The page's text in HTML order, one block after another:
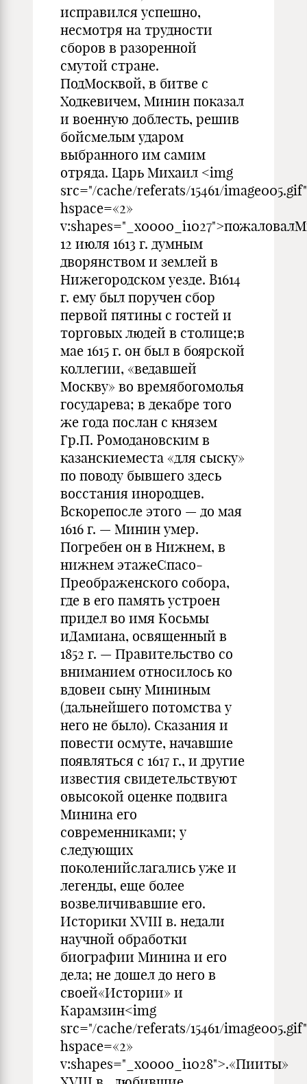
исправился успешно,
несмотря на трудности
сборов в разоренной
смутой стране.
ПодМосквой, в битве с
Ходкевичем, Минин показал
и военную доблесть, решив
бойсмелым ударом
выбранного им самим
отряда. Царь Михаил <img
src="/cache/referats/15461/image005.gif"
hspace=«2»
12 июля 1613 г. думным
дворянством и землей в
Нижегородском уезде. В1614
г. ему был поручен сбор
первой пятины с гостей и
торговых людей в столице;в
мае 1615 г. он был в боярской
коллегии, «ведавшей
Москву» во времябогомолья
государева; в декабре того
же года послан с князем
Гр.П. Ромодановским в
казанскиеместа «для сыску»
по поводу бывшего здесь
восстания инородцев.
Вскорепосле этого — до мая
1616 г. — Минин умер.
Погребен он в Нижнем, в
нижнем этажеСпасо-
Преображенского собора,
где в его память устроен
придел во имя Косьмы
иДамиана, освященный в
1852 г. — Правительство со
вниманием относилось ко
вдовеи сыну Мининым
(дальнейшего потомства у
него не было). Сказания и
повести осмуте, начавшие
появляться с 1617 г., и другие
известия свидетельствуют
овысокой оценке подвига
Минина его
современниками; у
следующих
поколенийслагались уже и
легенды, еще более
возвеличивавшие его.
Историки XVIII в. недали
научной обработки
биографии Минина и его
дела; не дошел до него в
своей«Истории» и
Карамзин<img
src="/cache/referats/15461/image005.gif"
hspace=«2»
v:shapes="_x0000_i1028">.«Пииты»